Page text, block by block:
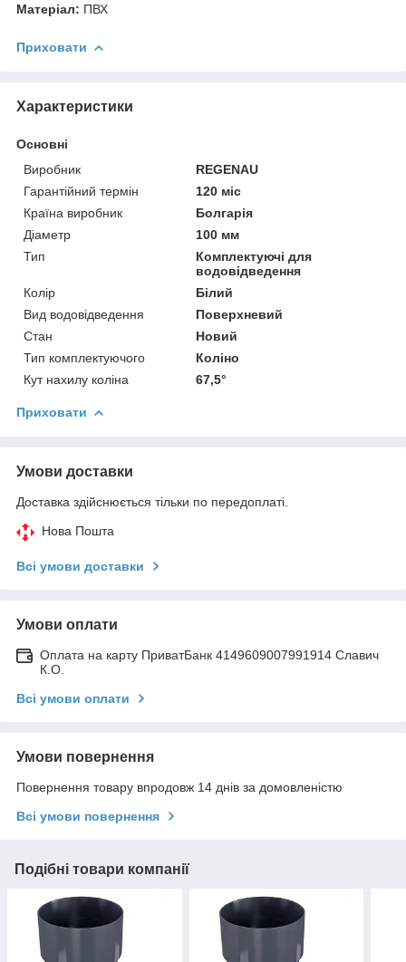
Матеріал: ПВХ
Приховати
Характеристики
Основні
Виробник
REGENAU
Гарантійний термін
120 міс
Країна виробник
Болгарія
Діаметр
100 мм
Тип
Комплектуючі для
водовідведення
Колір
Білий
Вид водовідведення
Поверхневий
Стан
Новий
Тип комплектуючого
Коліно
Кут нахилу коліна
67,5°
Приховати
Умови доставки
Доставка здійснюється тільки по передоплаті.
Нова Пошта
Всі умови доставки
Умови оплати
Оплата на карту ПриватБанк 4149609007991914 Славич
К.О.
Всі умови оплати
Умови повернення
Повернення товару впродовж 14 днів за домовленістю
Всі умови повернення
Подібні товари компанії